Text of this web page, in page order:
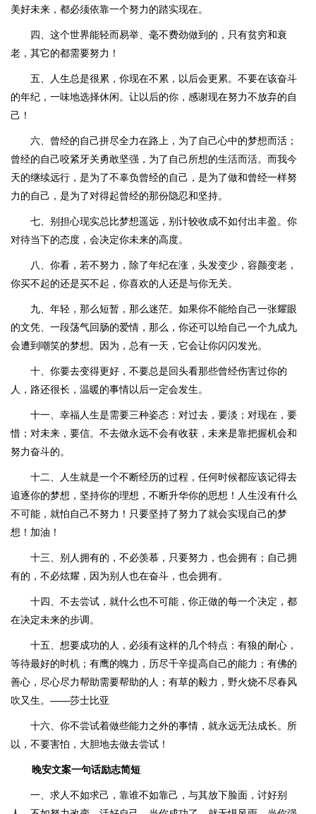
美好未来，都必须依靠一个努力的踏实现在。
四、这个世界能轻而易举、毫不费劲做到的，只有贫穷和衰
老，其它的都需要努力！
五、人生总是很累，你现在不累，以后会更累。不要在该奋斗
的年纪，一味地选择休闲。让以后的你，感谢现在努力不放弃的自
己！
六、曾经的自己拼尽全力在路上，为了自己心中的梦想而活；
曾经的自己咬紧牙关勇敢坚强，为了自己所想的生活而活。而我今
天的继续远行，是为了不辜负曾经的自己，是为了做和曾经一样努
力的自己，是为了对得起曾经的那份隐忍和坚持。
七、别担心现实总比梦想遥远，别计较收成不如付出丰盈。你
对待当下的态度，会决定你未来的高度。
八、你看，若不努力，除了年纪在涨，头发变少，容颜变老，
你买不起的还是买不起，你喜欢的人还是与你无关。
九、年轻，那么短暂，那么迷茫。如果你不能给自己一张耀眼
的文凭、一段荡气回肠的爱情，那么，你还可以给自己一个九成九
会遭到嘲笑的梦想。因为，总有一天，它会让你闪闪发光。
十、你要去变得更好，不要总是回头看那些曾经伤害过你的
人，路还很长，温暖的事情以后一定会发生。
十一、幸福人生是需要三种姿态：对过去，要淡；对现在，要
惜；对未来，要信。不去做永远不会有收获，未来是靠把握机会和
努力奋斗的。
十二、人生就是一个不断经历的过程，任何时候都应该记得去
追逐你的梦想，坚持你的理想，不断升华你的思想！人生没有什么
不可能，就怕自己不努力！只要坚持了努力了就会实现自己的梦
想！加油！
十三、别人拥有的，不必羡慕，只要努力，也会拥有；自己拥
有的，不必炫耀，因为别人也在奋斗，也会拥有。
十四、不去尝试，就什么也不可能，你正做的每一个决定，都
在决定未来的步调。
十五、想要成功的人，必须有这样的几个特点：有狼的耐心，
等待最好的时机；有鹰的魄力，历尽千辛提高自己的能力；有佛的
善心，尽心尽力帮助需要帮助的人；有草的毅力，野火烧不尽春风
吹又生。——莎士比亚
十六、你不尝试着做些能力之外的事情，就永远无法成长。所
以，不要害怕，大胆地去做去尝试！
晚安文案一句话励志简短
一、求人不如求己，靠谁不如靠己，与其放下脸面，讨好别